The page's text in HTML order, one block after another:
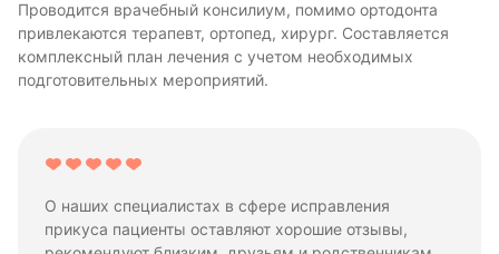
Проводится врачебный консилиум, помимо ортодонта
привлекаются терапевт, ортопед, хирург. Составляется
комплексный план лечения с учетом необходимых
подготовительных мероприятий.
О наших специалистах в сфере исправления
прикуса пациенты оставляют хорошие отзывы,